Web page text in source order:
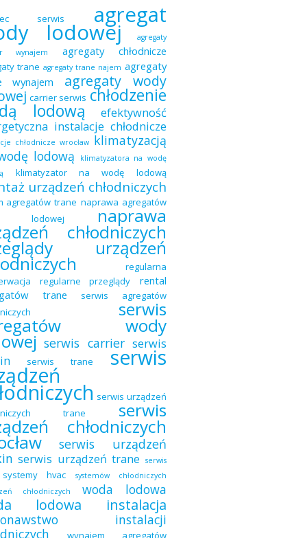
serwis agregat
lodowej
agregaty
wynajem
agregaty chłodnicze
trane agregaty trane najem agregaty
wynajem
agregaty wody
carrier serwis chłodzenie
lodową
efektywność
instalacje chłodnicze
chłodnicze wrocław klimatyzacją
lodową
klimatyzatora na wodę
klimatyzator na wodę lodową
urządzeń chłodniczych
agregatów trane naprawa agregatów
lodowej
naprawa
chłodniczych
urządzeń
regularna
regularne przeglądy
rental
trane
serwis agregatów
serwis
wody
serwis carrier serwis
serwis trane serwis
serwis urządzeń
trane
serwis
chłodniczych
serwis urządzeń
serwis urządzeń trane
serwis
systemy hvac
systemów chłodniczych
chłodniczych
woda lodowa
lodowa instalacja
instalacji
wynajem agregatów